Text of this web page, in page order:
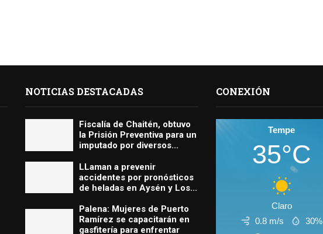
NOTICIAS DESTACADAS
Fiscalía de Chaitén, obtuvo
la Prisión Preventiva para un
imputado por diversos...
LLaman a prevenir
accidentes por pronósticos
de heladas en Aysén y Los...
Palena: Mujeres de Puerto
Ramírez se capacitarán en
gasfitería para enfrentar
CONEXIÓN
Tempe
35°C
Claro
0.8 m/s
30%